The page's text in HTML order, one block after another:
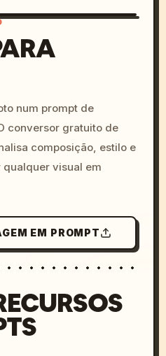
colors, 8k --v 6.0
num prompt de
conversor gratuito de
composição, estilo e
visual em
EM PROMPT